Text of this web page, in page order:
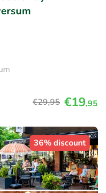
€29,95 €19,95
36% discount